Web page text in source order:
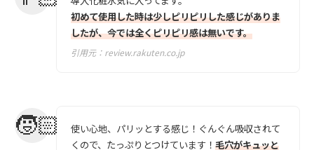
初めて使用した時は少しピリピリした感じがありま
したが、今では全くピリピリ感は無いです。
引用元： review.rakuten.co.jp
使い心地、パリッとする感じ！ぐんぐん吸収されて
くので、たっぷりとつけています！ 毛穴がキュッと